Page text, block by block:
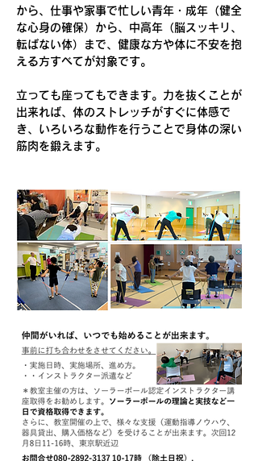
から、仕事や家事で忙しい青年・成年（健全
な心身の確保）から、中高年（脳スッキリ、
転ばない体）まで、健康な方や体に不安を抱
える方すべてが対象です。
立っても座ってもできます。力を抜くことが
出来れば、体のストレッチがすぐに体感で
き、いろいろな動作を行うことで身体の深い
筋肉を鍛えます。